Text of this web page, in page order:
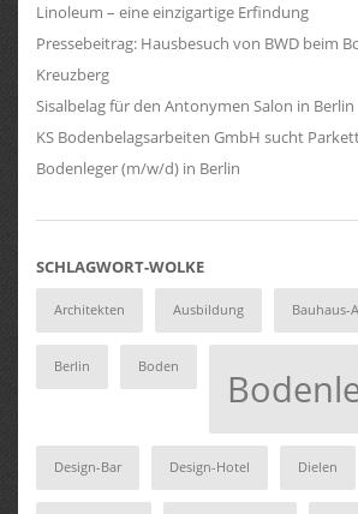
Linoleum – eine einzigartige Erfindung
Pressebeitrag: Hausbesuch von BWD beim
Kreuzberg
Sisalbelag für den Antonymen Salon in Berlin
KS Bodenbelagsarbeiten GmbH sucht
Bodenleger (m/w/d) in Berlin
SCHLAGWORT-WOLKE
Architekten Ausbildung Bauhaus-
Berlin Boden
Design-Bar Design-Hotel Dielen